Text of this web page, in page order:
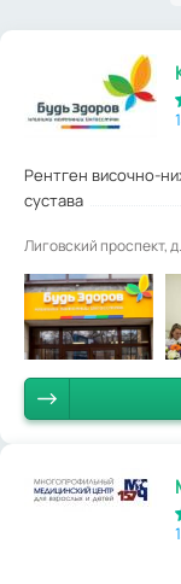
Рентген височно-
сустава
Лиговский проспект,